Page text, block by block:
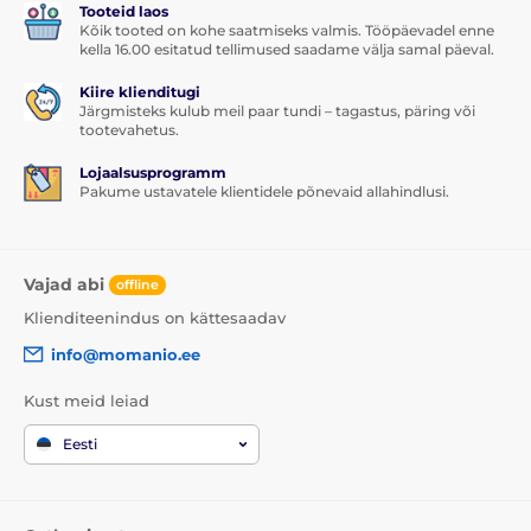
tõuseksid üles.
Pakendi sisu:
1x kaitsev karastatud klaas
1x kuiv salvrätik
1x niiske salvrätik
Tooteid laos
Kõik tooted on kohe saatmiseks valmis. Tööpäevadel enne
kella 16.00 esitatud tellimused saadame välja samal päeval.
Kiire klienditugi
Järgmisteks kulub meil paar tundi – tagastus, päring või
tootevahetus.
Lojaalsusprogramm
Pakume ustavatele klientidele põnevaid allahindlusi.
Vajad abi offline
Klienditeenindus on kättesaadav
info@momanio.ee
Kust meid leiad
Eesti